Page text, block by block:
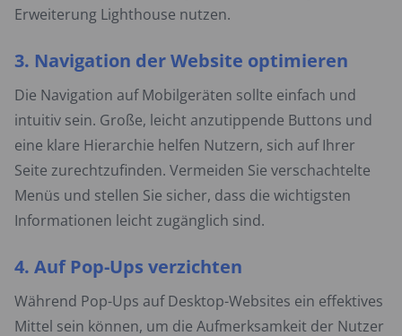
Erweiterung Lighthouse nutzen.
3. Navigation der Website optimieren
Die Navigation auf Mobilgeräten sollte einfach und
intuitiv sein. Große, leicht anzutippende Buttons und
eine klare Hierarchie helfen Nutzern, sich auf Ihrer
Seite zurechtzufinden. Vermeiden Sie verschachtelte
Menüs und stellen Sie sicher, dass die wichtigsten
Informationen leicht zugänglich sind.
4. Auf Pop-Ups verzichten
Während Pop-Ups auf Desktop-Websites ein effektives
Mittel sein können, um die Aufmerksamkeit der Nutzer